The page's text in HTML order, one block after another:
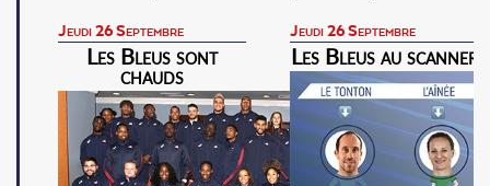
Jeudi 26 Septembre
Les Bleus sont
chauds
Jeudi 26 Septembre
Les Bleus au scanner